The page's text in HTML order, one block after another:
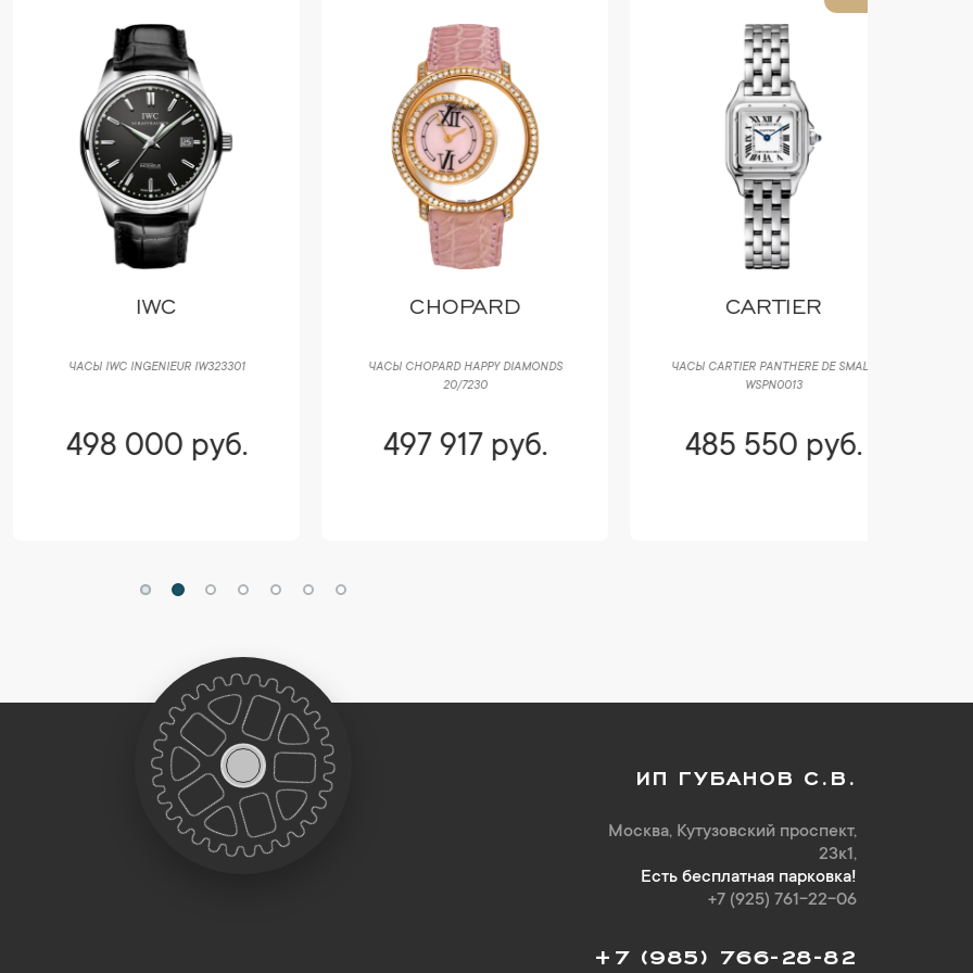
ЧАСЫ IWC INGENIEUR IW323301
498 000 руб.
CHOPARD
ЧАСЫ CHOPARD HAPPY DIAMONDS
497 917 руб.
CARTIER
ЧАСЫ CARTIER PANTHERE DE SMALL
485 550 руб.
ИП ГУБАНОВ С.В.
Москва, Кутузовский проспект,
23к1,
Есть бесплатная парковка!
+7 (925) 761-22-06
+7 (985) 766-28-82